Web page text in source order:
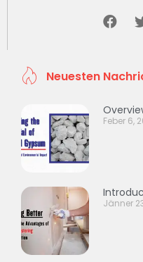
Neuesten
Feber 6,
Jänner